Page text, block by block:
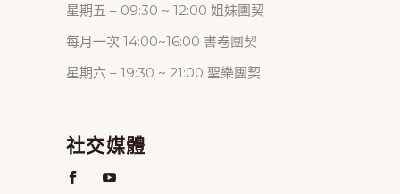
星期五 – 09:30 ~ 12:00 姐妹團契
每月一次 14:00~16:00 書卷團契
星期六 – 19:30 ~ 21:00 聖樂團契
社交媒體